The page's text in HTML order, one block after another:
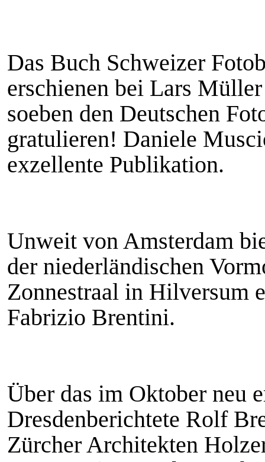
Das Buch Schweizer
erschienen bei Lars
soeben den Deutschen
gratulieren! Daniele
exzellente Publikation.
Unweit von Amsterdam
der niederländischen
Zonnestraal in Hilversum
Fabrizio Brentini.
Über das im Oktober neu
Dresdenberichtete Rolf
Zürcher Architekten